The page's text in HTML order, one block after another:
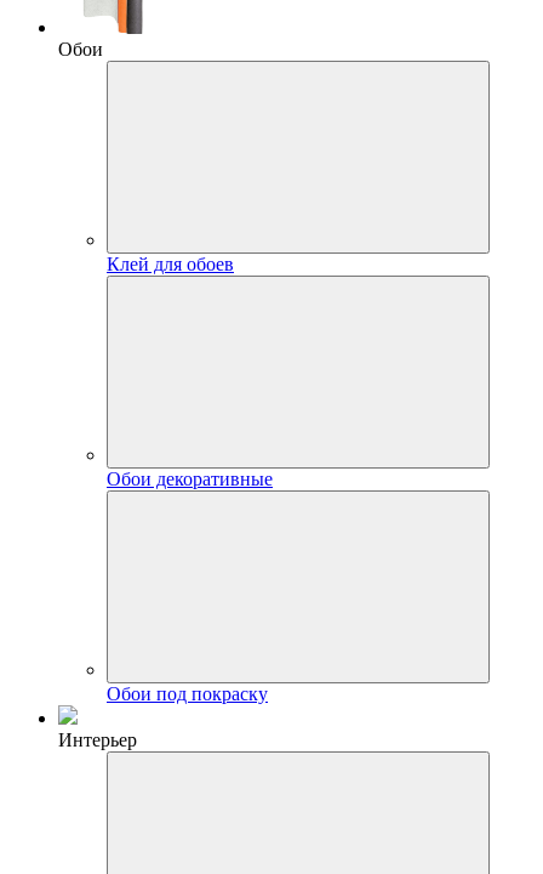
Обои
Клей для обоев
Обои декоративные
Обои под покраску
Интерьер